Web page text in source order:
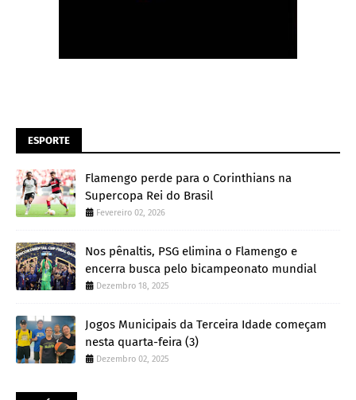
ESPORTE
Flamengo perde para o Corinthians na
Supercopa Rei do Brasil
Fevereiro 02, 2026
Nos pênaltis, PSG elimina o Flamengo e
encerra busca pelo bicampeonato mundial
Dezembro 18, 2025
Jogos Municipais da Terceira Idade começam
nesta quarta-feira (3)
Dezembro 02, 2025